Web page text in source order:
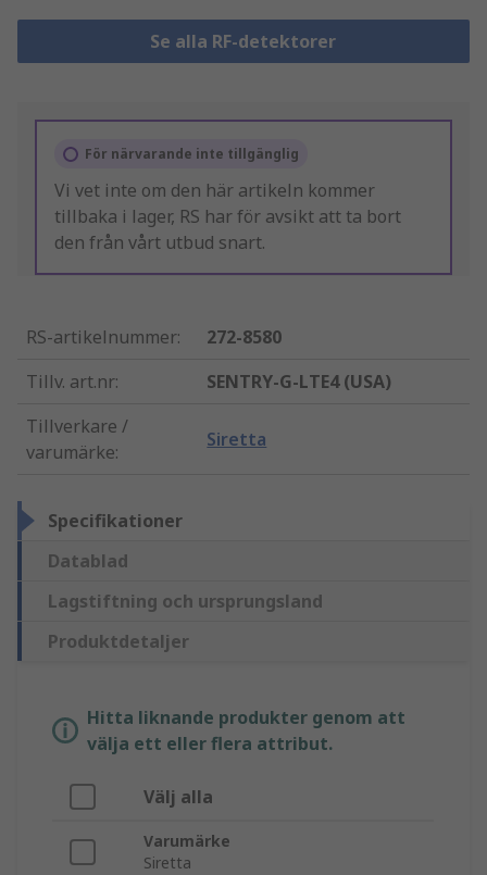
Se alla RF-detektorer
För närvarande inte tillgänglig
Vi vet inte om den här artikeln kommer
tillbaka i lager, RS har för avsikt att ta bort
den från vårt utbud snart.
RS-artikelnummer:
272-8580
Tillv. art.nr:
SENTRY-G-LTE4 (USA)
Tillverkare /
varumärke:
Siretta
Specifikationer
Datablad
Lagstiftning och ursprungsland
Produktdetaljer
Hitta liknande produkter genom att
välja ett eller flera attribut.
Välj alla
Varumärke
Siretta